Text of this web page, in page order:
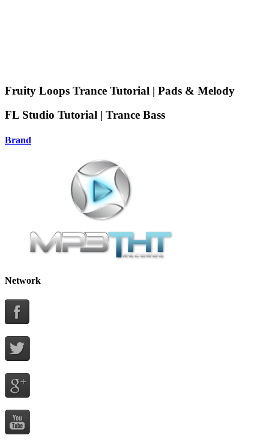
Fruity Loops Trance Tutorial | Pads & Melody
FL Studio Tutorial | Trance Bass
Brand
Network